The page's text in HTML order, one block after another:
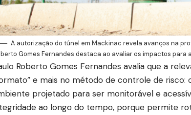
A autorização do túnel em Mackinac revela avanços na
Gomes Fernandes destaca ao avaliar os impactos para
Roberto Gomes Fernandes avalia que a
e mais no método de controle de risco:
projetado para ser monitorável e
ao longo do tempo, porque permite